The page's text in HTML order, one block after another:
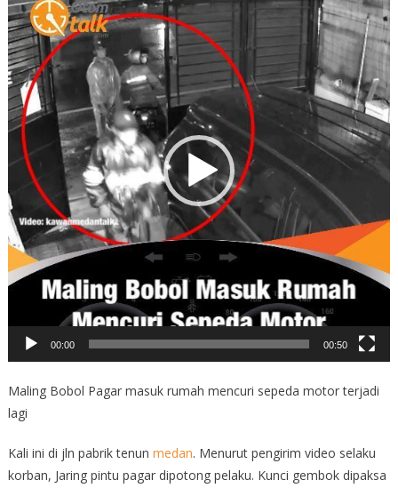
Player
00:00 00:50
Maling Bobol Pagar masuk rumah mencuri sepeda motor terjadi
lagi
Kali ini di jln pabrik tenun medan. Menurut pengirim video selaku
korban, Jaring pintu pagar dipotong pelaku. Kunci gembok dipaksa